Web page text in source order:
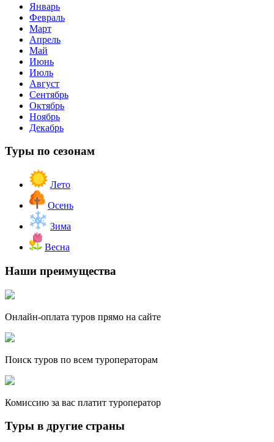
Январь
Февраль
Март
Апрель
Май
Июнь
Июль
Август
Сентябрь
Октябрь
Ноябрь
Декабрь
Туры по сезонам
Лето
Осень
Зима
Весна
Наши преимущества
Онлайн-оплата туров прямо на сайте
Поиск туров по всем туроператорам
Комиссию за вас платит туроператор
Туры в другие страны